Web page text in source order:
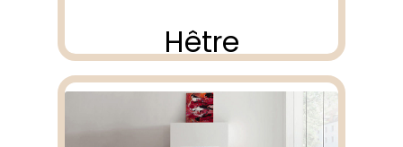
Hêtre